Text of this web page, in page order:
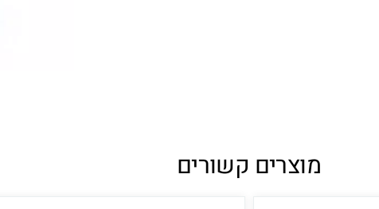
מוצרים קשורים